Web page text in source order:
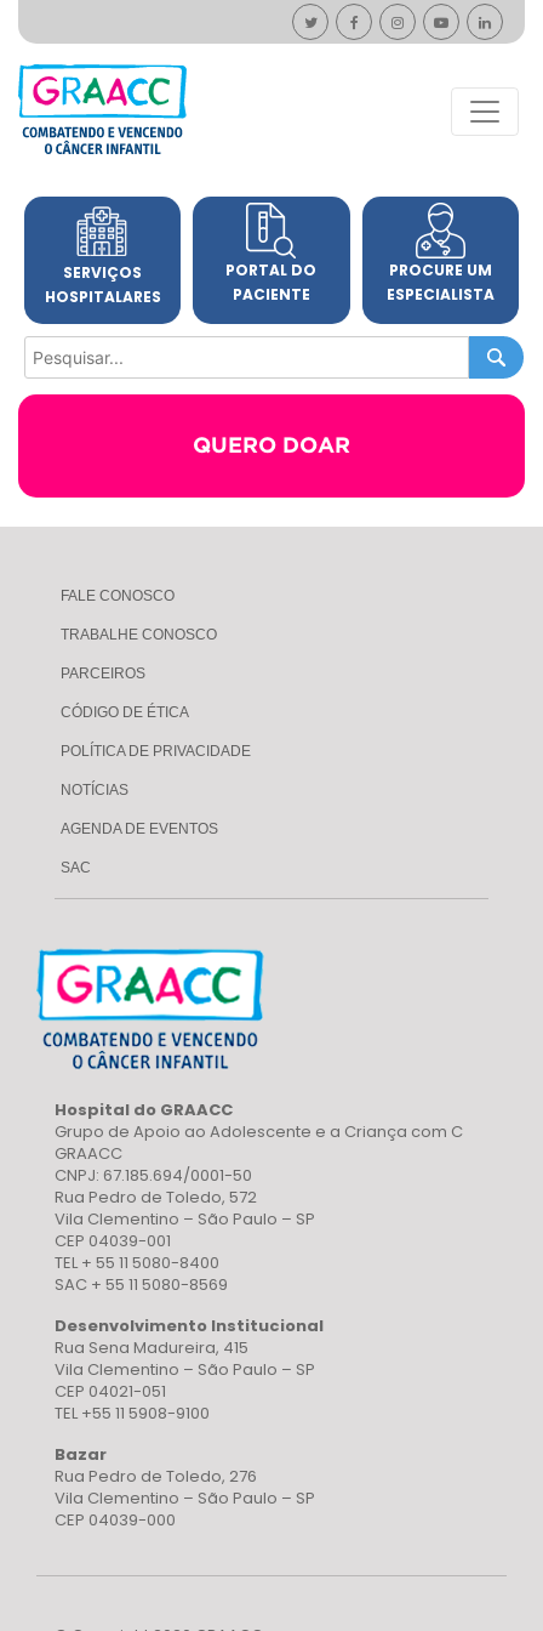
SERVIÇOS
HOSPITALARES
PORTAL DO
PACIENTE
PROCURE UM
ESPECIALISTA
QUERO DOAR
FALE CONOSCO
TRABALHE CONOSCO
PARCEIROS
CÓDIGO DE ÉTICA
POLÍTICA DE PRIVACIDADE
NOTÍCIAS
AGENDA DE EVENTOS
SAC
Hospital do GRAACC
Grupo de Apoio ao Adolescente e a Criança com C
GRAACC
CNPJ: 67.185.694/0001-50
Rua Pedro de Toledo, 572
Vila Clementino – São Paulo – SP
CEP 04039-001
TEL + 55 11 5080-8400
SAC + 55 11 5080-8569
Desenvolvimento Institucional
Rua Sena Madureira, 415
Vila Clementino – São Paulo – SP
CEP 04021-051
TEL +55 11 5908-9100
Bazar
Rua Pedro de Toledo, 276
Vila Clementino – São Paulo – SP
CEP 04039-000